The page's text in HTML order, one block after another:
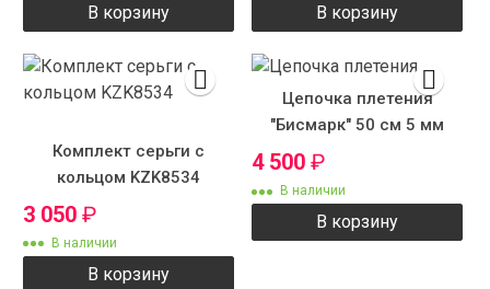
В корзину В корзину
Комплект серьги с
кольцом KZK8534
3 050 ₽
В наличии
В корзину
Цепочка плетения
"Бисмарк" 50 см 5 мм
4 500 ₽
В наличии
В корзину